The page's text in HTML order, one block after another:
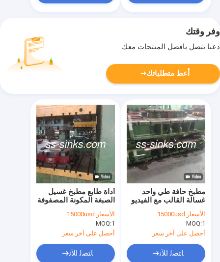
وفر وقتك
دعنا نتصل بأفضل المنتجات معك.
أعط متطلباتك
أداة طابع مطبخ غسيل
الصبغة المكونة المصفوفة
والشريط المضغوط
للجهاز الضغط
الأسعار: 15000usd
MOQ:1
أحصل على آخر سعر
ﺎﺘﺼﻟ ﺍﻶﻧ
مطبخ حافة طي واحد
غسالة القالب مع الفيديو
قبل الشحن
الأسعار: 15000usd
MOQ:1
أحصل على آخر سعر
ﺎﺘﺼﻟ ﺍﻶﻧ